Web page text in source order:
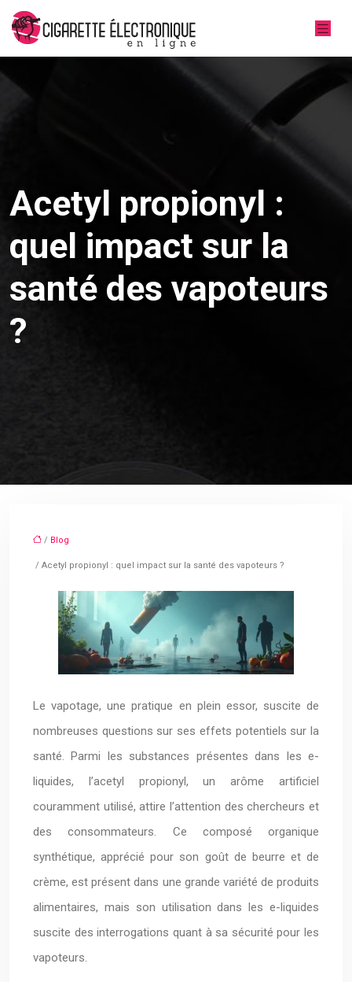
Acetyl propionyl :
quel impact sur la
santé des vapoteurs
?
/ Blog
/ Acetyl propionyl : quel impact sur la santé des vapoteurs ?
Le vapotage, une pratique en plein essor, suscite de
nombreuses questions sur ses effets potentiels sur la
santé. Parmi les substances présentes dans les e-
liquides, l’acetyl propionyl, un arôme artificiel
couramment utilisé, attire l’attention des chercheurs et
des consommateurs. Ce composé organique
synthétique, apprécié pour son goût de beurre et de
crème, est présent dans une grande variété de produits
alimentaires, mais son utilisation dans les e-liquides
suscite des interrogations quant à sa sécurité pour les
vapoteurs.